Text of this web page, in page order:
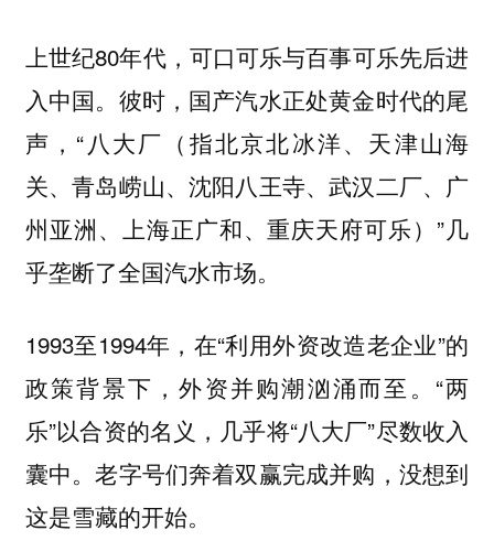
上世纪80年代，可口可乐与百事可乐先后进
入中国。彼时，国产汽水正处黄金时代的尾
声，“八大厂（指北京北冰洋、天津山海
关、青岛崂山、沈阳八王寺、武汉二厂、广
州亚洲、上海正广和、重庆天府可乐）”几
乎垄断了全国汽水市场。
1993至1994年，在“利用外资改造老企业”的
政策背景下，外资并购潮汹涌而至。“两
乐”以合资的名义，几乎将“八大厂”尽数收入
囊中。老字号们奔着双赢完成并购，没想到
这是雪藏的开始。